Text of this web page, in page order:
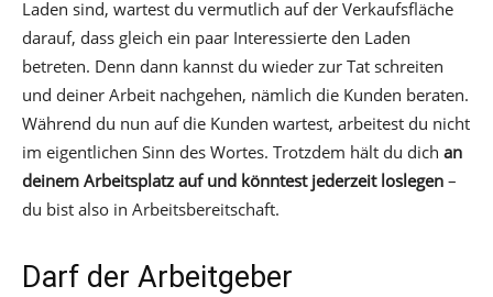
Laden sind, wartest du vermutlich auf der Verkaufsfläche
darauf, dass gleich ein paar Interessierte den Laden
betreten. Denn dann kannst du wieder zur Tat schreiten
und deiner Arbeit nachgehen, nämlich die Kunden beraten.
Während du nun auf die Kunden wartest, arbeitest du nicht
im eigentlichen Sinn des Wortes. Trotzdem hält du dich an
deinem Arbeitsplatz auf und könntest jederzeit loslegen –
du bist also in Arbeitsbereitschaft.
Darf der Arbeitgeber